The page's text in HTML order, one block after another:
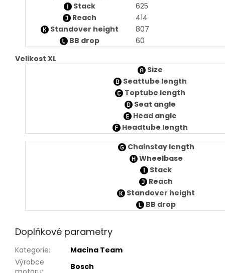
Stack
625
Reach
414
Standover height
807
BB drop
60
Velikost XL
Size
Seattube length
Toptube length
Seat angle
Head angle
Headtube length
Chainstay length
Wheelbase
Stack
Reach
Standover height
BB drop
Doplňkové parametry
Kategorie:
Macina Team
Výrobce
Bosch